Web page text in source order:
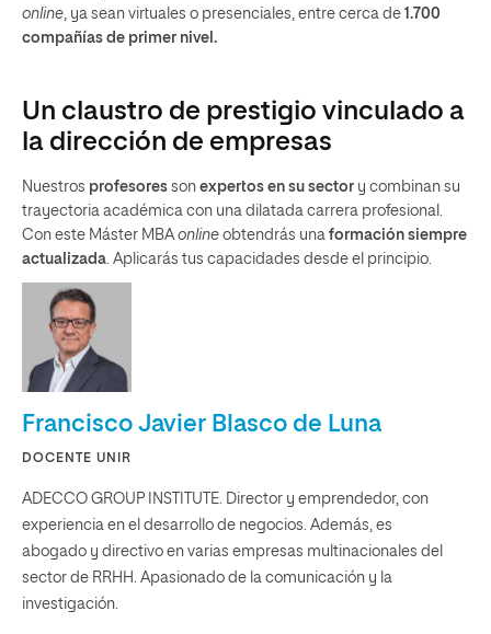
online, ya sean virtuales o presenciales, entre cerca de 1.700
compañías de primer nivel.
Un claustro de prestigio vinculado a
la dirección de empresas
Nuestros profesores son expertos en su sector y combinan su
trayectoria académica con una dilatada carrera profesional.
Con este Máster MBAonline obtendrás una formación siempre
actualizada. Aplicarás tus capacidades desde el principio.
Francisco Javier Blasco de Luna
DOCENTE UNIR
ADECCO GROUP INSTITUTE. Director y emprendedor, con
experiencia en el desarrollo de negocios. Además, es
abogado y directivo en varias empresas multinacionales del
sector de RRHH. Apasionado de la comunicación y la
investigación.